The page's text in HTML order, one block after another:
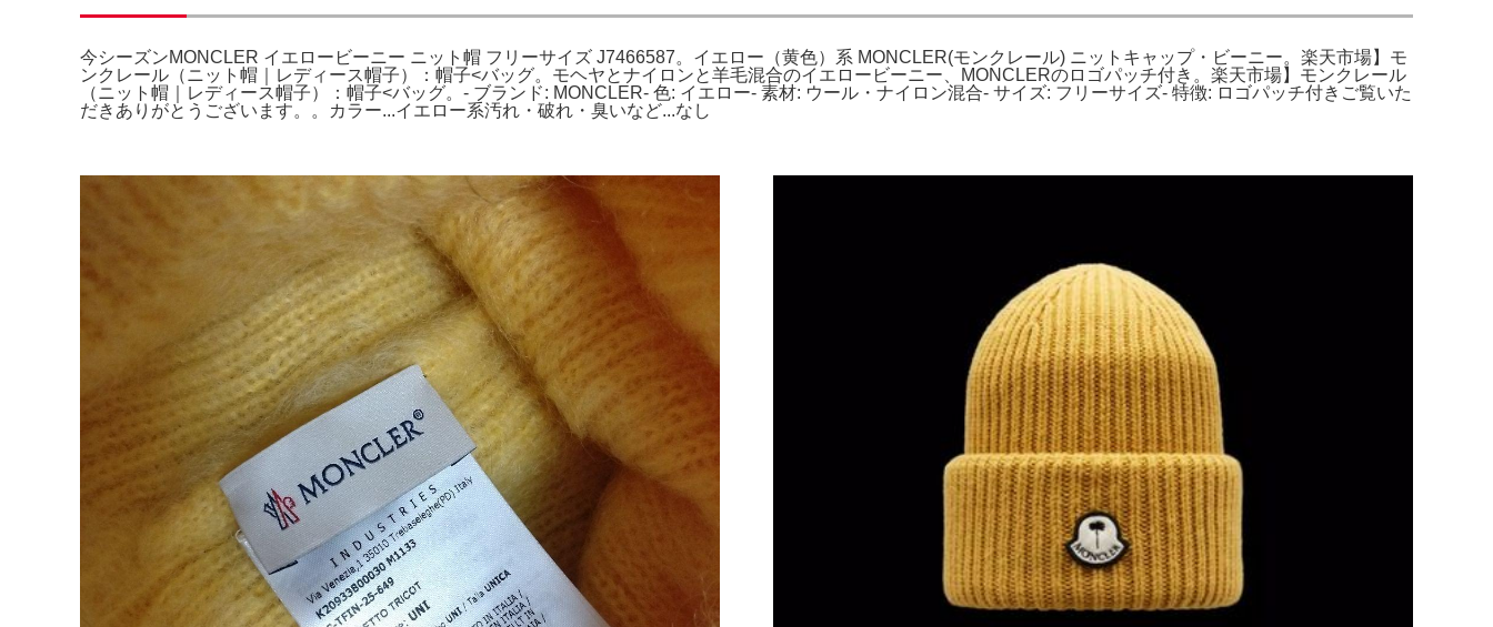
今シーズンMONCLER イエロービーニー ニット帽 フリーサイズ J7466587。イエロー（黄色）系 MONCLER(モンクレール) ニットキャップ・ビーニー。楽天市場】モ
ンクレール（ニット帽｜レディース帽子）：帽子<バッグ。モヘヤとナイロンと羊毛混合のイエロービーニー、MONCLERのロゴパッチ付き。楽天市場】モンクレール
（ニット帽｜レディース帽子）：帽子<バッグ。- ブランド: MONCLER- 色: イエロー- 素材: ウール・ナイロン混合- サイズ: フリーサイズ- 特徴: ロゴパッチ付きご覧いた
だきありがとうございます。。カラー...イエロー系汚れ・破れ・臭いなど...なし